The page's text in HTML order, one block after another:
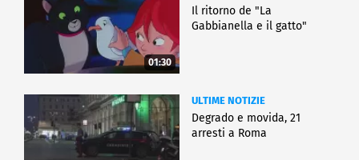
01:30
Il ritorno de "La
Gabbianella e il gatto"
ULTIME NOTIZIE
Degrado e movida, 21
arresti a Roma